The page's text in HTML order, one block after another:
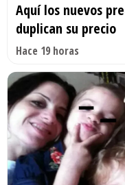
Aquí los nuevos
duplican su precio
Hace 19 horas